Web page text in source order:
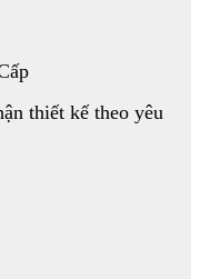
thiết kế theo yêu